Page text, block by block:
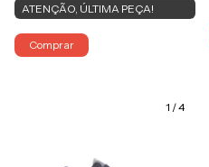
ATENÇÃO, ÚLTIMA PEÇA!
Comprar
1 /4